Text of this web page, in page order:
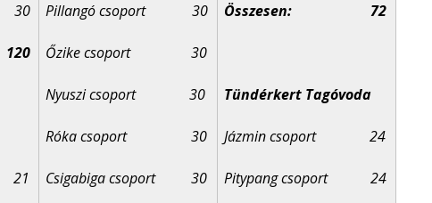
30
120
21
Pillangó csoport 30
Őzike csoport 30
Nyuszi csoport 30
Róka csoport 30
Csigabiga csoport 30
Összesen: 72
Tündérkert Tagóvoda
Jázmin csoport 24
Pitypang csoport 24